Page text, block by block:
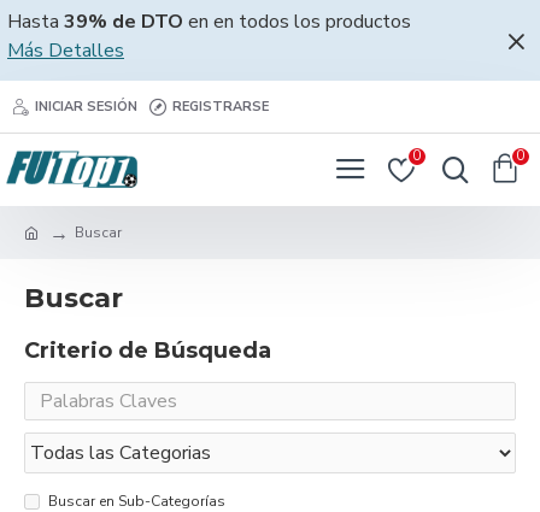
Hasta 39% de DTO en en todos los productos
Más Detalles
INICIAR SESIÓN REGISTRARSE
0 0
Buscar
Buscar
Criterio de Búsqueda
Buscar en Sub-Categorías